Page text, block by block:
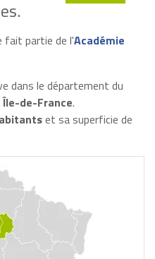
fait partie de l'Académie
dans le département du
Île-de-France.
et sa superficie de